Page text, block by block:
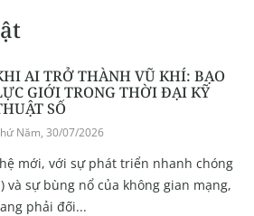
AI TRỞ THÀNH VŨ KHÍ: BẠO
GIỚI TRONG THỜI ĐẠI KỸ
SỐ
Năm, 30/07/2026
mới, với sự phát triển nhanh chóng
và sự bùng nổ của không gian mạng,
phải đối...